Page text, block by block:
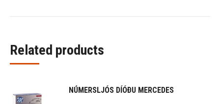
Related products
NÚMERSLJÓS DÍÓÐU MERCEDES